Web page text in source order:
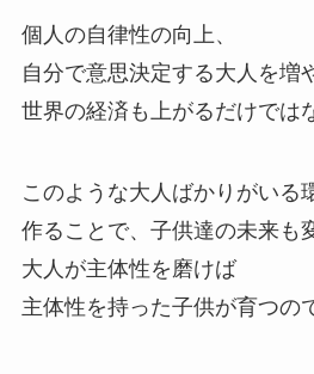
個人の自律性の向上、
自分で意思決定する大人を増
世界の経済も上がるだけでは
このような大人ばかりがいる
作ることで、 子供達の未来も
大人が主体性を磨けば
主体性を持った子供が育つの